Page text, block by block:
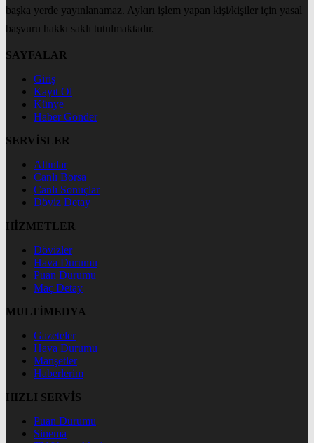
başka yerde yayınlanamaz. Aykırı işlem yapan kişi/kişiler için yasal
başvuru hakkı saklı tutulmaktadır.
SAYFALAR
Giriş
Kayıt Ol
Künye
Haber Gönder
SERVİSLER
Altınlar
Canlı Borsa
Canlı Sonuçlar
Döviz Detay
HİZMETLER
Dövizler
Hava Durumu
Puan Durumu
Maç Detay
MULTİMEDYA
Gazeteler
Hava Durumu
Manşetler
Haberlerim
HIZLI SERVİS
Puan Durumu
Sinema